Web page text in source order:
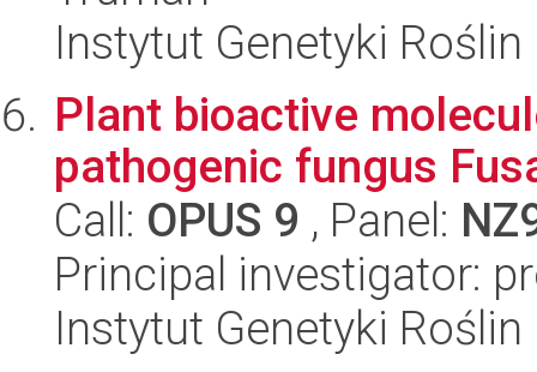
Instytut Genetyki Roślin
Plant bioactive
pathogenic fungus
Call: OPUS 9 , Panel:
Principal investigator:
Instytut Genetyki Roślin